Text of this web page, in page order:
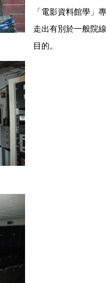
「電影資料館學」
走出有別於一般院
目的。